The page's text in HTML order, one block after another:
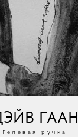
ГААН
Гелевая ручка